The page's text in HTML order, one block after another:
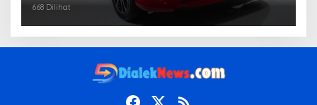
668 Dilihat